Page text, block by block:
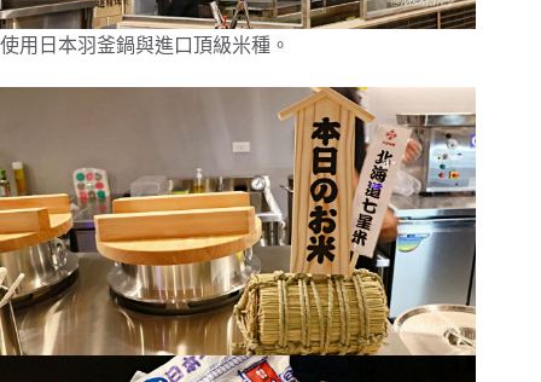
使用日本羽釜鍋與進口頂級米種。